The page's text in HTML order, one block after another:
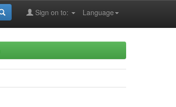
Language
Sign on to: